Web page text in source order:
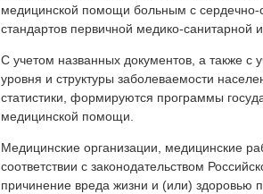
медицинской помощи больным с сердечно-
стандартов первичной медико-
С учетом названных документов, а также с
уровня и структуры заболеваемости
статистики, формируются программы
медицинской помощи.
Медицинские организации, медицинские
соответствии с законодательством
причинение вреда жизни и (или) здоровью